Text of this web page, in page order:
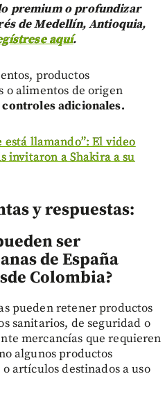
premium o profundizar
de Medellín, Antioquia,
aquí.
productos
o alimentos de origen
adicionales.
está llamando”: El video
invitaron a Shakira a su
y respuestas:
ser
de España
Colombia?
pueden retener productos
sanitarios, de seguridad o
mercancías que requieren
algunos productos
artículos destinados a uso